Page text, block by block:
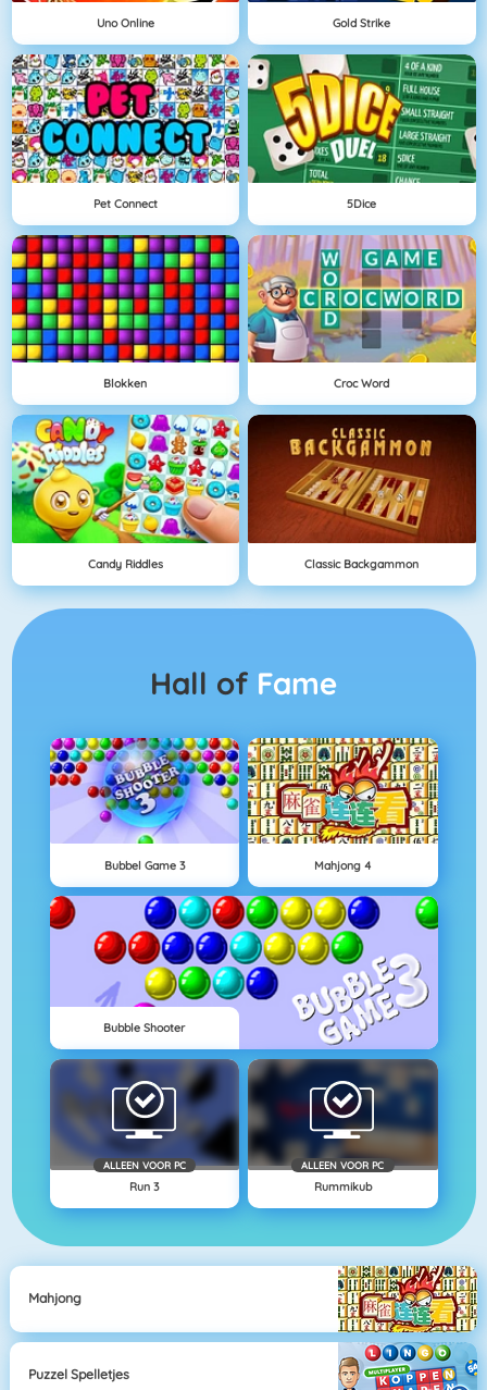
Uno Online Gold Strike
Pet Connect 5Dice
Blokken Croc Word
Candy Riddles Classic Backgammon
Hall of Fame
Bubbel Game 3 Mahjong 4
Bubble Shooter
ALLEEN VOOR PC
Run 3
ALLEEN VOOR PC
Rummikub
Mahjong
Puzzel Spelletjes